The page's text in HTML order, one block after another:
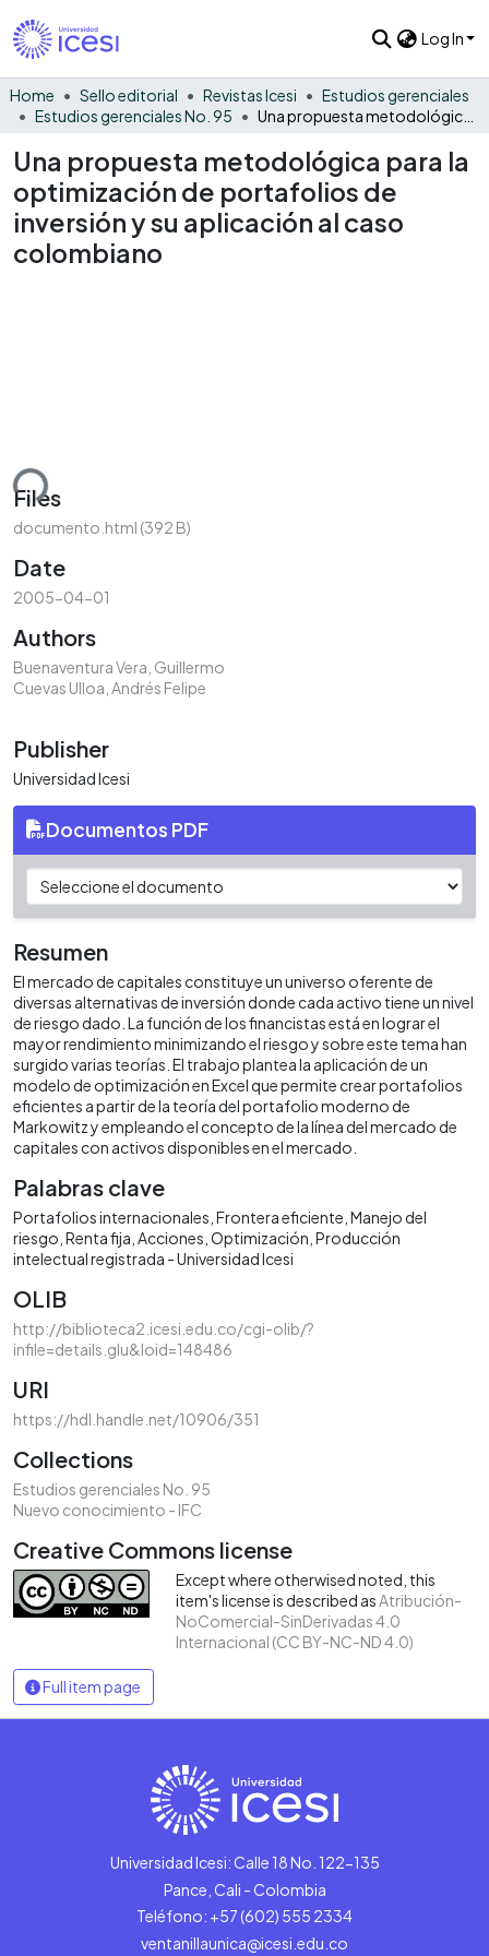
Log In
Home Sello editorial Revistas Icesi
Estudios gerenciales
Estudios gerenciales No. 95
Una propuesta metodológica para la
optimización de portafolios de
inversión y su aplicación al caso
colombiano
Files
documento.html (392 B)
Date
2005-04-01
Authors
Buenaventura Vera, Guillermo
Cuevas Ulloa, Andrés Felipe
Publisher
Universidad Icesi
Documentos PDF
Resumen
El mercado de capitales constituye un universo oferente de
diversas alternativas de inversión donde cada activo tiene un nivel
de riesgo dado. La función de los financistas está en lograr el
mayor rendimiento minimizando el riesgo y sobre este tema han
surgido varias teorías. El trabajo plantea la aplicación de un
modelo de optimización en Excel que permite crear portafolios
eficientes a partir de la teoría del portafolio moderno de
Markowitz y empleando el concepto de la línea del mercado de
capitales con activos disponibles en el mercado.
Palabras clave
Portafolios internacionales Frontera eficiente Manejo del
riesgo Renta fija Acciones Optimización Producción
intelectual registrada - Universidad Icesi
OLIB
http://biblioteca2.icesi.edu.co/cgi-olib/?
infile=details.glu&loid=148486
URI
https://hdl.handle.net/10906/351
Collections
Estudios gerenciales No. 95
Nuevo conocimiento - IFC
Creative Commons license
Except where otherwised noted, this
item's license is described asAtribución-
NoComercial-SinDerivadas 4.0
Internacional (CC BY-NC-ND 4.0)
Full item page
Universidad Icesi: Calle 18 No. 122-135
Pance, Cali - Colombia
Teléfono: +57 (602) 555 2334
ventanillaunica@icesi.edu.co